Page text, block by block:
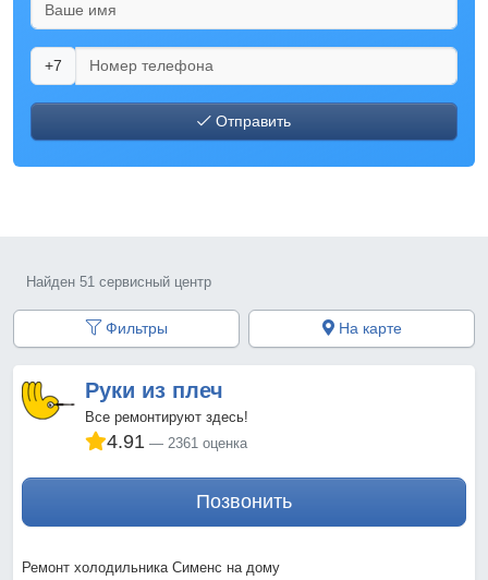
+7
Отправить
Найден 51 сервисный центр
Фильтры На карте
Руки из плеч
Все ремонтируют здесь!
4.91 2361 оценка
Позвонить
Ремонт холодильника Сименс на дому